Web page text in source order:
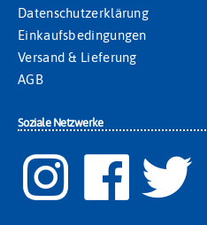
Datenschutzerklärung
Einkaufsbedingungen
Versand & Lieferung
AGB
Soziale Netzwerke